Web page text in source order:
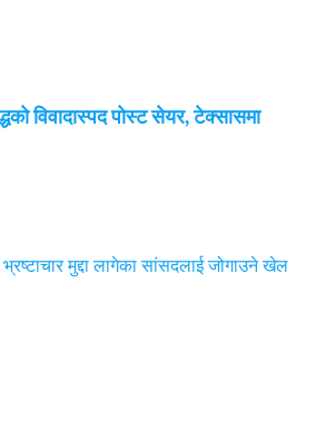
विवादास्पद पोस्ट सेयर, टेक्सासमा